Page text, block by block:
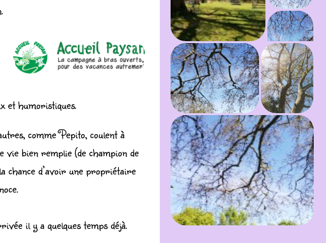
et humoristiques.
commePepito, coulent à
bien remplie (de champion de
chance d’avoir une propriétaire
il y a quelques temps déjà.